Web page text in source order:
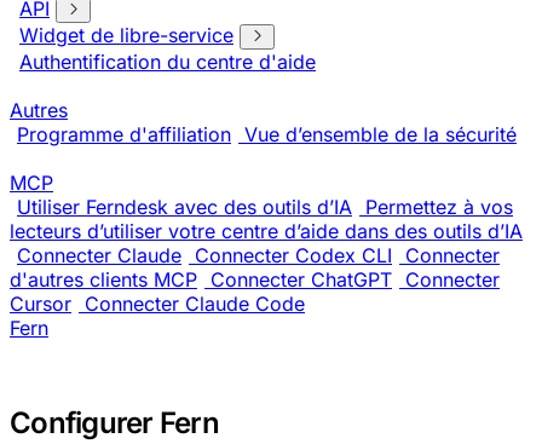
API
Widget de libre-service
Authentification du centre d'aide
Autres
Programme d'affiliation Vue d’ensemble de la sécurité
MCP
Utiliser Ferndesk avec des outils d’IA Permettez à vos
lecteurs d’utiliser votre centre d’aide dans des outils d’IA
Connecter Claude Connecter Codex CLI
Connecter
d'autres clients MCP Connecter ChatGPT Connecter
Cursor Connecter Claude Code
Fern
Configurer Fern